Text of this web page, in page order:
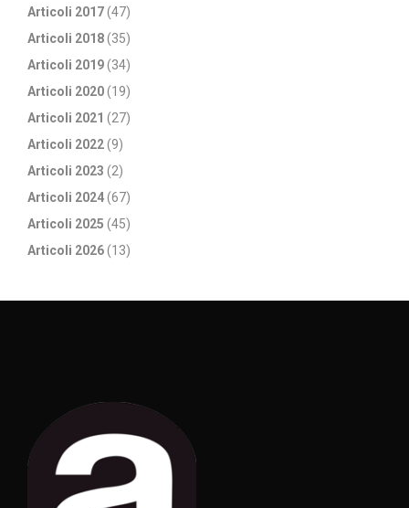
Articoli 2017(47)
Articoli 2018(35)
Articoli 2019(34)
Articoli 2020(19)
Articoli 2021 (27)
Articoli 2022(9)
Articoli 2023 (2)
Articoli 2024(67)
Articoli 2025 (45)
Articoli 2026(13)